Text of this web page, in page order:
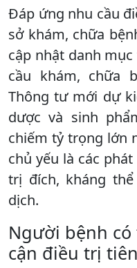
Đáp ứng nhu cầu
sở khám, chữa
cập nhật danh
cầu khám, chữa
Thông tư mới dự
dược và sinh
chiếm tỷ trọng lớn
chủ yếu là các
trị đích, kháng
dịch.
Người bệnh
cận điều trị